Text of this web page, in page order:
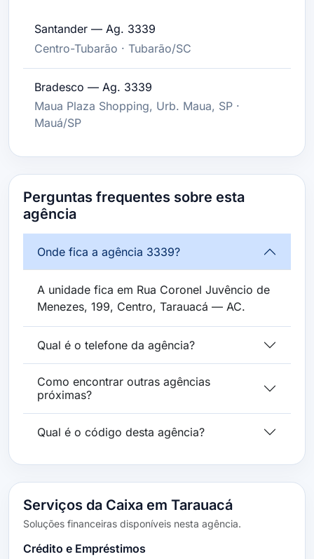
Santander — Ag. 3339
Centro-Tubarão · Tubarão/SC
Bradesco — Ag. 3339
Maua Plaza Shopping, Urb. Maua, SP ·
Mauá/SP
Perguntas frequentes sobre esta
agência
Onde fica a agência 3339?
A unidade fica em Rua Coronel Juvêncio de
Menezes, 199, Centro, Tarauacá — AC.
Qual é o telefone da agência?
Como encontrar outras agências
próximas?
Qual é o código desta agência?
Serviços da Caixa em Tarauacá
Soluções financeiras disponíveis nesta agência.
Crédito e Empréstimos